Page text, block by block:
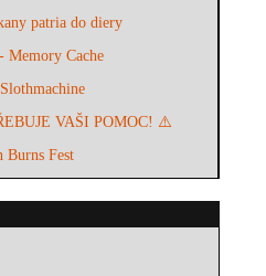
patria do diery
Memory Cache
VAŠI POMOC! ⚠️
Burns Fest